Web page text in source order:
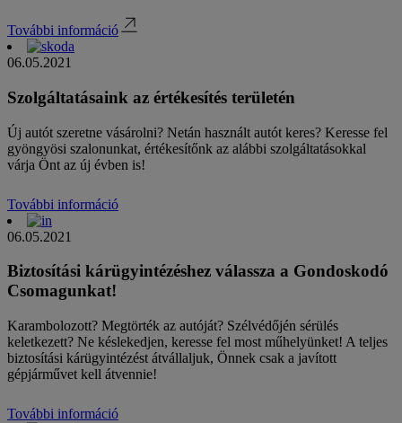
További információ
06.05.2021
Szolgáltatásaink az értékesítés területén
Új autót szeretne vásárolni? Netán használt autót keres? Keresse fel
gyöngyösi szalonunkat, értékesítőnk az alábbi szolgáltatásokkal
várja Önt az új évben is!
További információ
06.05.2021
Biztosítási kárügyintézéshez válassza a Gondoskodó
Csomagunkat!
Karambolozott? Megtörték az autóját? Szélvédőjén sérülés
keletkezett? Ne késlekedjen, keresse fel most műhelyünket! A teljes
biztosítási kárügyintézést átvállaljuk, Önnek csak a javított
gépjárművet kell átvennie!
További információ